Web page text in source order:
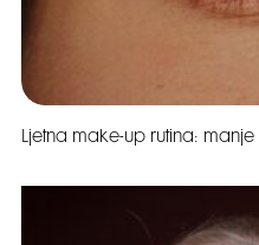
Ljetna make-up rutina: manje